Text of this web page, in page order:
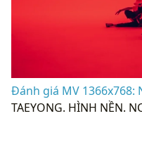
Đánh giá MV 1366x768:
TAEYONG. HÌNH NỀN.